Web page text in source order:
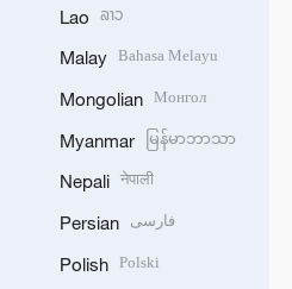
Lao ລາວ
Malay Bahasa Melayu
Mongolian Монгол
Myanmar မြန်မာဘာသာ
Nepali नेपाली
Persian فارسی
Polish Polski